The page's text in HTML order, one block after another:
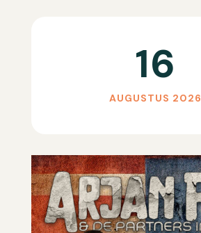
16
AUGUSTUS 2026